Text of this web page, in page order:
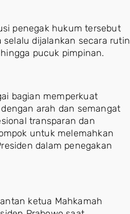
penegak hukum tersebut
dijalankan secara rutin
pucuk pimpinan.
bagian memperkuat
arah dan semangat
transparan dan
untuk melemahkan
dalam penegakan
ketua Mahkamah